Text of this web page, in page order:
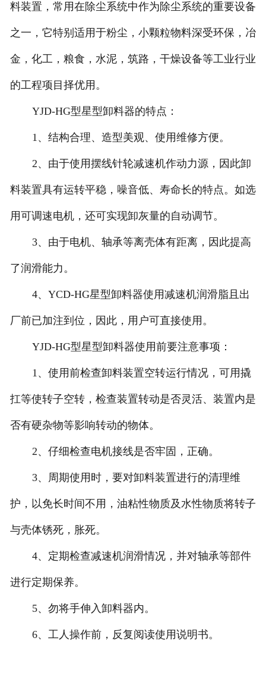
料装置，常用在除尘系统中作为除尘系统的重要设备
之一，它特别适用于粉尘，小颗粒物料深受环保，冶
金，化工，粮食，水泥，筑路，干燥设备等工业行业
的工程项目择优用。
YJD-HG型星型卸料器的特点：
1、结构合理、造型美观、使用维修方便。
2、由于使用摆线针轮减速机作动力源，因此卸
料装置具有运转平稳，噪音低、寿命长的特点。如选
用可调速电机，还可实现卸灰量的自动调节。
3、由于电机、轴承等离壳体有距离，因此提高
了润滑能力。
4、YCD-HG星型卸料器使用减速机润滑脂且出
厂前已加注到位，因此，用户可直接使用。
YJD-HG型星型卸料器使用前要注意事项：
1、使用前检查卸料装置空转运行情况，可用撬
扛等使转子空转，检查装置转动是否灵活、装置内是
否有硬杂物等影响转动的物体。
2、仔细检查电机接线是否牢固，正确。
3、周期使用时，要对卸料装置进行的清理维
护，以免长时间不用，油粘性物质及水性物质将转子
与壳体锈死，胀死。
4、定期检查减速机润滑情况，并对轴承等部件
进行定期保养。
5、勿将手伸入卸料器内。
6、工人操作前，反复阅读使用说明书。